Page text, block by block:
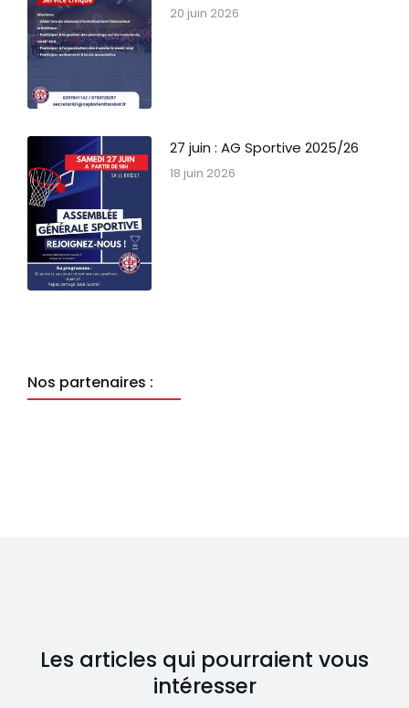
20 juin 2026
27 juin : AG Sportive 2025/26
18 juin 2026
Nos partenaires :
Les articles qui pourraient vous
intéresser